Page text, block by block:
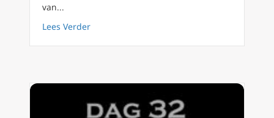
van...
Lees Verderabout Paus Franciscus waarschuwt in